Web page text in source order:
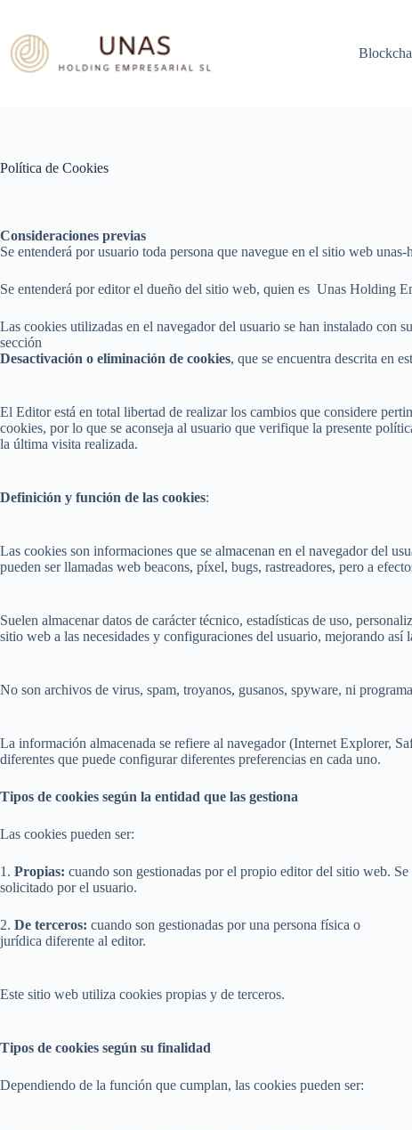
content
Política de Cookies
Consideraciones previas
Se entenderá por usuario toda persona que navegue en el sitio web
Se entenderá por editor el dueño del sitio web, quien es Unas Holding
Las cookies utilizadas en el navegador del usuario se han instalado con
sección
Desactivación o eliminación de cookies, que se encuentra descrita en
El Editor está en total libertad de realizar los cambios que considere
cookies, por lo que se aconseja al usuario que verifique la presente
la última visita realizada.
Definición y función de las cookies:
Las cookies son informaciones que se almacenan en el navegador del
pueden ser llamadas web beacons, píxel, bugs, rastreadores, pero a
Suelen almacenar datos de carácter técnico, estadísticas de uso,
sitio web a las necesidades y configuraciones del usuario, mejorando
No son archivos de virus, spam, troyanos, gusanos, spyware, ni
La información almacenada se refiere al navegador (Internet Explorer,
diferentes que puede configurar diferentes preferencias en cada uno.
Tipos de cookies según la entidad que las gestiona
Las cookies pueden ser:
1. Propias: cuando son gestionadas por el propio editor del sitio web.
solicitado por el usuario.
2. De terceros: cuando son gestionadas por una persona física o
jurídica diferente al editor.
Este sitio web utiliza cookies propias y de terceros.
Tipos de cookies según su finalidad
Dependiendo de la función que cumplan, las cookies pueden ser: